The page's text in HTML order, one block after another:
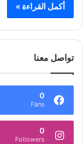
أكمل القراءة »
تواصل معنا
0
Fans
0
Followers